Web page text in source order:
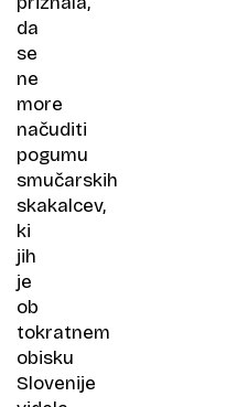
da
se
ne
more
načuditi
pogumu
smučarskih
skakalcev,
ki
jih
je
ob
tokratnem
obisku
Slovenije